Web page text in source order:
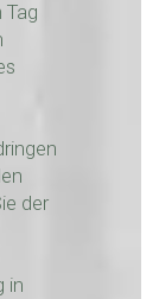
Tag
der
in